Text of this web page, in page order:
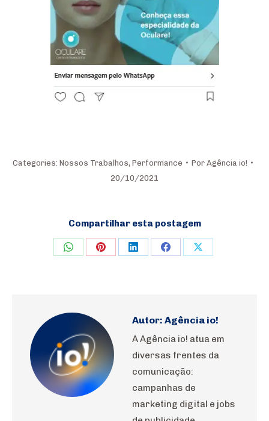
Categories: Nossos Trabalhos, Performance Por Agência io!
20/10/2021
Compartilhar esta postagem
Share Share Share Share Share
Autor: Agência io!
A Agência io! atua em
diversas frentes da
comunicação:
campanhas de
marketing digital e jobs